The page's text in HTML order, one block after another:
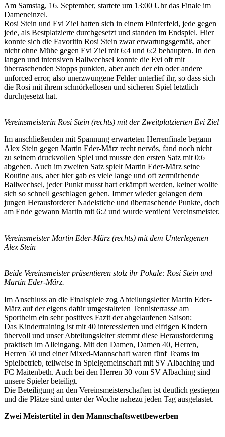
Am Samstag, 16. September, startete um 13:00 Uhr das Finale im
Dameneinzel.
Rosi Stein und Evi Ziel hatten sich in einem Fünferfeld, jede gegen
jede, als Bestplatzierte durchgesetzt und standen im Endspiel. Hier
konnte sich die Favoritin Rosi Stein zwar erwartungsgemäß, aber
nicht ohne Mühe gegen Evi Ziel mit 6:4 und 6:2 behaupten. In den
langen und intensiven Ballwechsel konnte die Evi oft mit
überraschenden Stopps punkten, aber auch der ein oder andere
unforced error, also unerzwungene Fehler unterlief ihr, so dass sich
die Rosi mit ihrem schnörkellosen und sicheren Spiel letztlich
durchgesetzt hat.
Vereinsmeisterin Rosi Stein (rechts) mit der Zweitplatzierten Evi Ziel
Im anschließenden mit Spannung erwarteten Herrenfinale begann
Alex Stein gegen Martin Eder-März recht nervös, fand noch nicht
zu seinem druckvollen Spiel und musste den ersten Satz mit 0:6
abgeben. Auch im zweiten Satz spielt Martin Eder-März seine
Routine aus, aber hier gab es viele lange und oft zermürbende
Ballwechsel, jeder Punkt musst hart erkämpft werden, keiner wollte
sich so schnell geschlagen geben. Immer wieder gelangen dem
jungen Herausforderer Nadelstiche und überraschende Punkte, doch
am Ende gewann Martin mit 6:2 und wurde verdient Vereinsmeister.
Vereinsmeister Martin Eder-März (rechts) mit dem Unterlegenen
Alex Stein
Beide Vereinsmeister präsentieren stolz ihr Pokale: Rosi Stein und
Martin Eder-März.
Im Anschluss an die Finalspiele zog Abteilungsleiter Martin Eder-
März auf der eigens dafür umgestalteten Tennisterrasse am
Sportheim ein sehr positives Fazit der abgelaufenen Saison:
Das Kindertraining ist mit 40 interessierten und eifrigen Kindern
übervoll und unser Abteilungsleiter stemmt diese Herausforderung
praktisch im Alleingang. Mit den Damen, Damen 40, Herren,
Herren 50 und einer Mixed-Mannschaft waren fünf Teams im
Spielbetrieb, teilweise in Spielgemeinschaft mit SV Albaching und
FC Maitenbeth. Auch bei den Herren 30 vom SV Albaching sind
unsere Spieler beteiligt.
Die Beteiligung an den Vereinsmeisterschaften ist deutlich gestiegen
und die Plätze sind unter der Woche nahezu jeden Tag ausgelastet.
Zwei Meistertitel in den Mannschaftswettbewerben